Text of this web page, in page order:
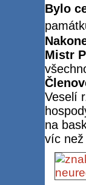
Bylo
Mistr
Veselí
na
víc než